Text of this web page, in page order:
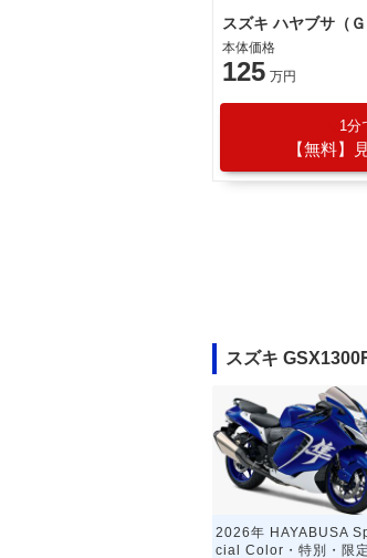
本体価格
125 万円
1分
【無料】
スズキ
2026年 HAYABUSA
cial Color・特別・限定